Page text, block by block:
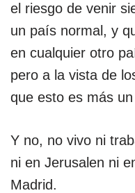
el riesgo de venir
un país normal, y
en cualquier otro
pero a la vista de
que esto es más
Y no, no vivo ni
ni en Jerusalen ni
Madrid.